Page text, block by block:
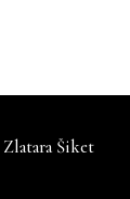
Zlatara Šiket